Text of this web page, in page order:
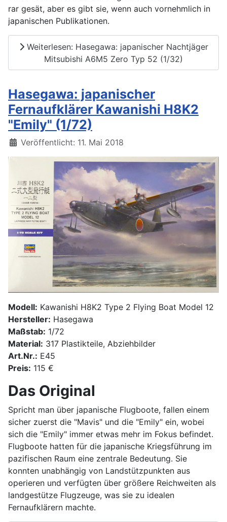
rar gesät, aber es gibt sie, wenn auch vornehmlich in
japanischen Publikationen.
Weiterlesen: Hasegawa: japanischer Nachtjäger
Mitsubishi A6M5 Zero Typ 52 (1/32)
Hasegawa: japanischer
Fernaufklärer Kawanishi H8K2
"Emily" (1/72)
Details
Veröffentlicht: 11. Mai 2018
Modell: Kawanishi H8K2 Type 2 Flying Boat Model 12
Hersteller: Hasegawa
Maßstab: 1/72
Material: 317 Plastikteile, Abziehbilder
Art.Nr.: E45
Preis: 115 €
Das Original
Spricht man über japanische Flugboote, fallen einem
sicher zuerst die "Mavis" und die "Emily" ein, wobei
sich die "Emily" immer etwas mehr im Fokus befindet.
Flugboote hatten für die japanische Kriegsführung im
pazifischen Raum eine zentrale Bedeutung. Sie
konnten unabhängig von Landstützpunkten aus
operieren und verfügten über größere Reichweiten als
landgestütze Flugzeuge, was sie zu idealen
Fernaufklärern machte.